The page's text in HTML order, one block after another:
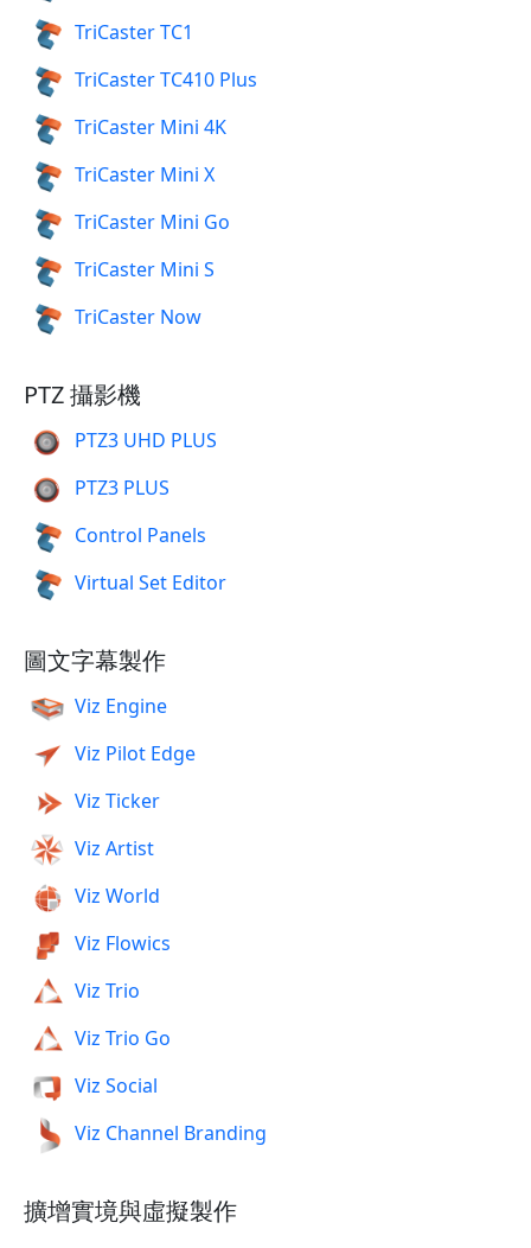
TriCaster TC1
TriCaster TC410 Plus
TriCaster Mini 4K
TriCaster Mini X
TriCaster Mini Go
TriCaster Mini S
TriCaster Now
PTZ 攝影機
PTZ3 UHD PLUS
PTZ3 PLUS
Control Panels
Virtual Set Editor
圖文字幕製作
Viz Engine
Viz Pilot Edge
Viz Ticker
Viz Artist
Viz World
Viz Flowics
Viz Trio
Viz Trio Go
Viz Social
Viz Channel Branding
擴增實境與虛擬製作